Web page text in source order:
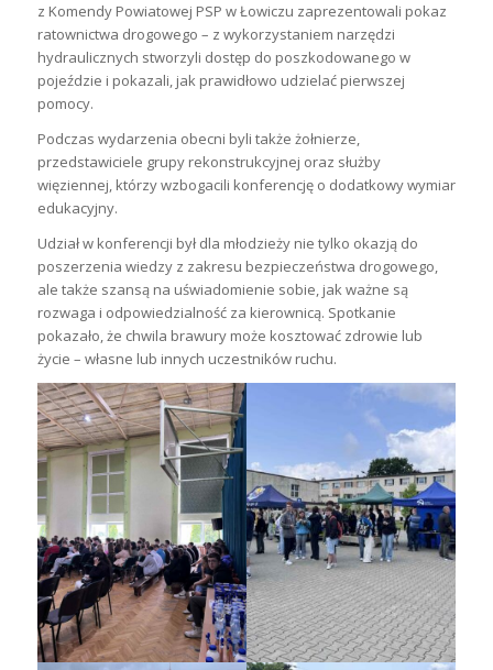
z Komendy Powiatowej PSP w Łowiczu zaprezentowali pokaz
ratownictwa drogowego – z wykorzystaniem narzędzi
hydraulicznych stworzyli dostęp do poszkodowanego w
pojeździe i pokazali, jak prawidłowo udzielać pierwszej
pomocy.
Podczas wydarzenia obecni byli także żołnierze,
przedstawiciele grupy rekonstrukcyjnej oraz służby
więziennej, którzy wzbogacili konferencję o dodatkowy wymiar
edukacyjny.
Udział w konferencji był dla młodzieży nie tylko okazją do
poszerzenia wiedzy z zakresu bezpieczeństwa drogowego,
ale także szansą na uświadomienie sobie, jak ważne są
rozwaga i odpowiedzialność za kierownicą. Spotkanie
pokazało, że chwila brawury może kosztować zdrowie lub
życie – własne lub innych uczestników ruchu.